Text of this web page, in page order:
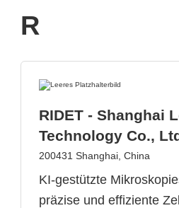
R
RIDET - Shanghai
Technology Co.,
200431 Shanghai, China
KI-gestützte
präzise und effiziente